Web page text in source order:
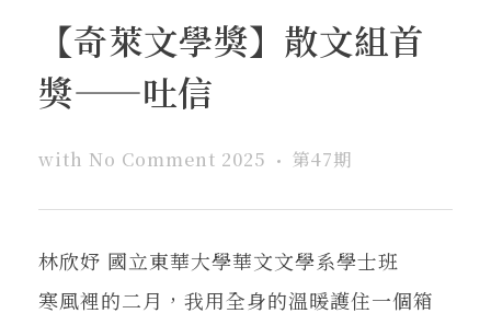
【奇萊文學獎】散文組首
獎——吐信
with No Comment 2025 第47期
林欣妤 國立東華大學華文文學系學士班
寒風裡的二月，我用全身的溫暖護住一個箱